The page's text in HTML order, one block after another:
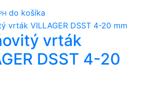
do košíka
vrták
DSST 4-20